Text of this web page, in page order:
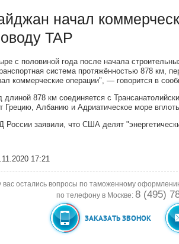
начал
TAP
с половиной года после начала
система протяжённостью 878 км,
коммерческие операции", — говорится в
длиной 878 км соединяется с
Грецию, Албанию и Адриатическое море
России заявили, что США делят
17:21
вас остались вопросы по таможенному
по телефону в Москве: 8 (495)
ЗАКАЗАТЬ ЗВОНОК